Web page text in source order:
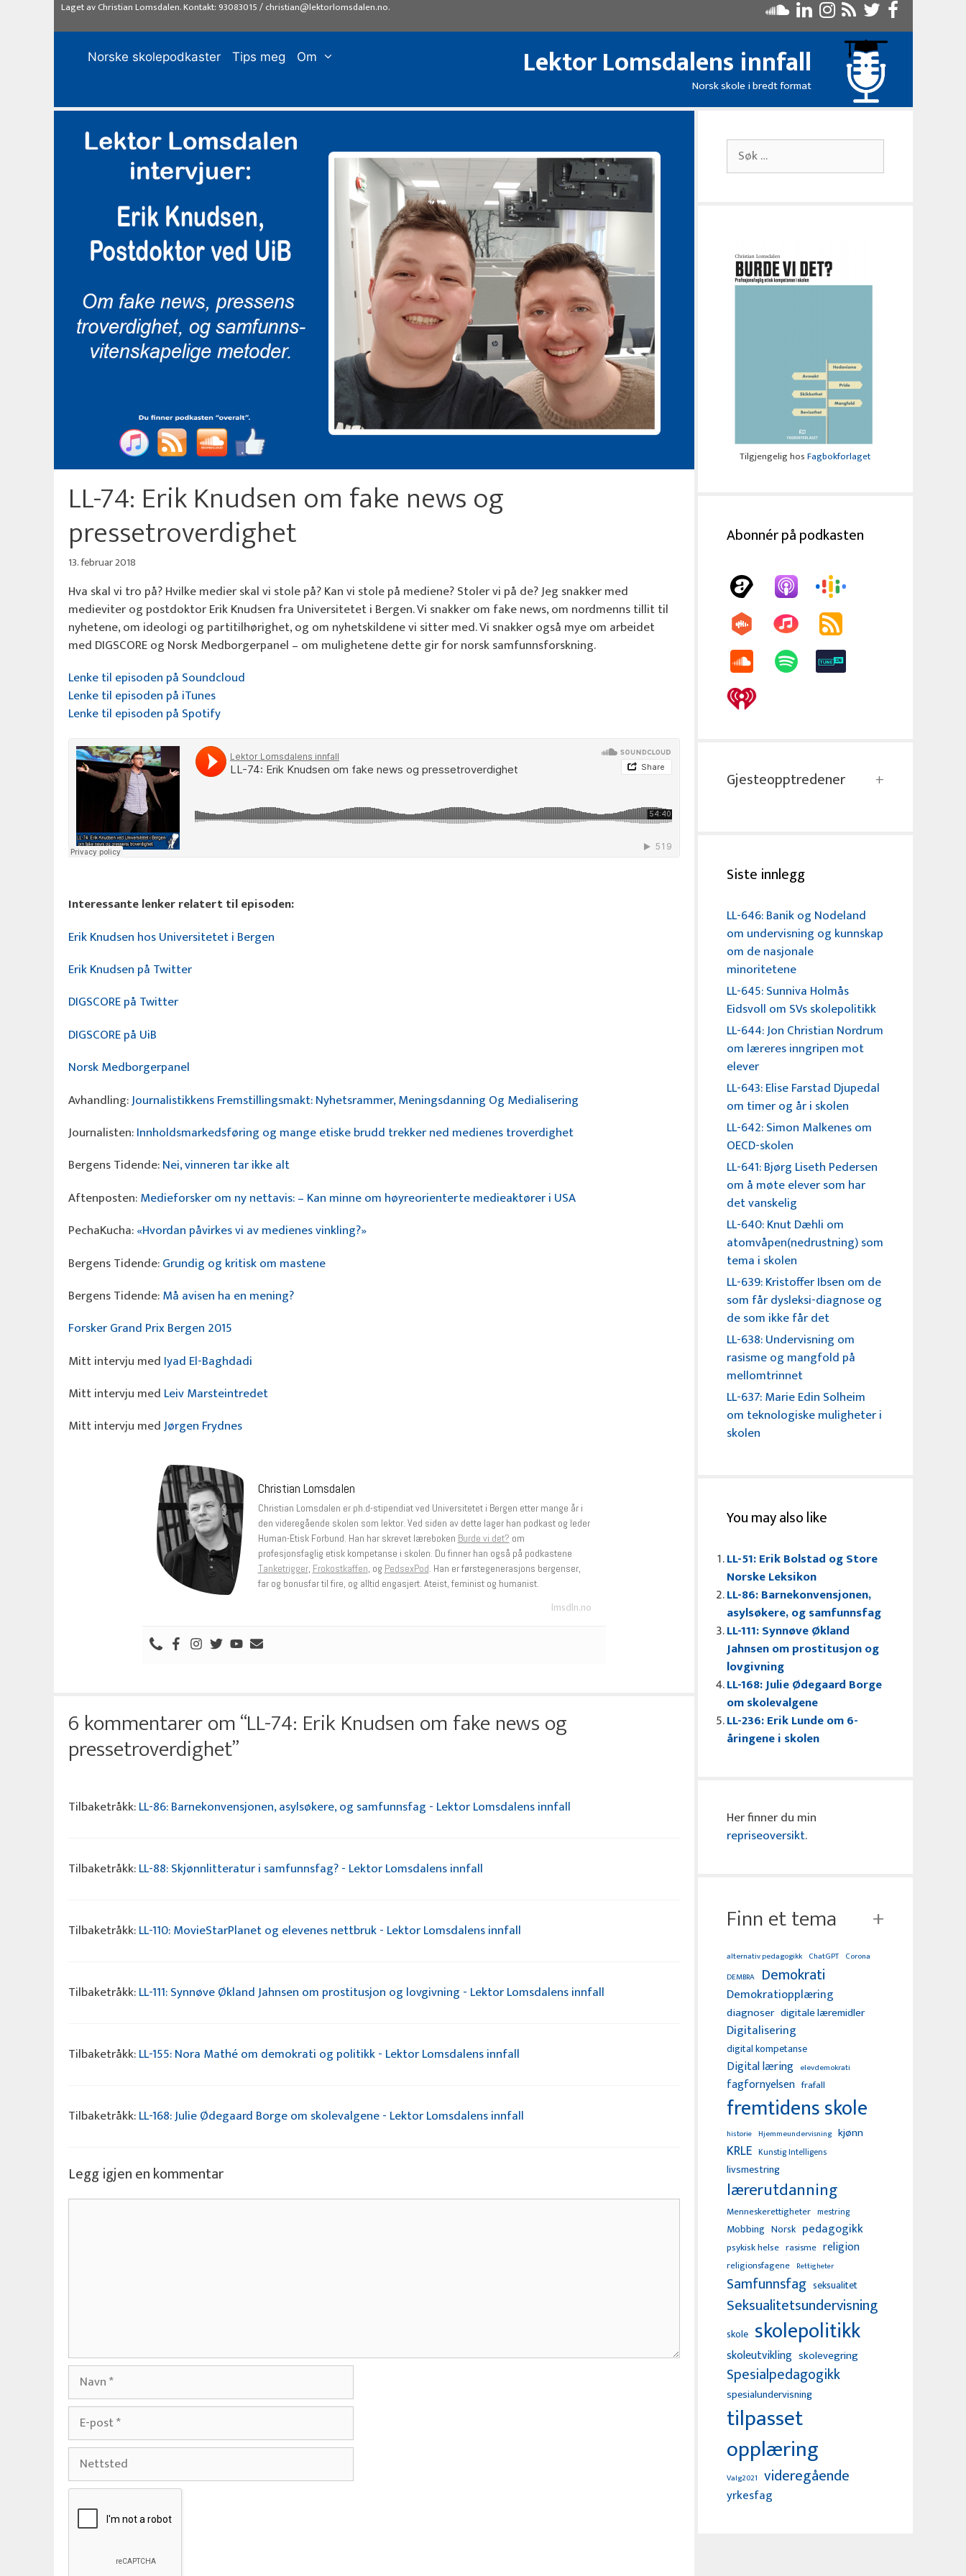
Laget avChristian Lomsdalen. Kontakt: 93083015/christian@lektorlomsdalen.no.
Lektor Lomsdalens innfall
Norsk skole i bredt format
Norske skolepodkaster Tips meg Om
LL-74: Erik Knudsen om fake news og
pressetroverdighet
13. februar 2018
Hva skal vi tro på? Hvilke medier skal vi stole på? Kan vi stole på mediene? Stoler vi på de? Jeg snakker med
medieviter og postdoktor Erik Knudsen fra Universitetet i Bergen. Vi snakker om fake news, om nordmenns tillit til
nyhetene, om ideologi og partitilhørighet, og om nyhetskildene vi sitter med. Vi snakker også mye om arbeidet
med DIGSCORE og Norsk Medborgerpanel – om mulighetene dette gir for norsk samfunnsforskning.
Lenke til episoden på Soundcloud
Lenke til episoden på iTunes
Lenke til episoden på Spotify
Interessante lenker relatert til episoden:
Erik Knudsen hos Universitetet i Bergen
Erik Knudsen på Twitter
DIGSCORE på Twitter
DIGSCORE på UiB
Norsk Medborgerpanel
Avhandling:Journalistikkens Fremstillingsmakt: Nyhetsrammer, Meningsdanning Og Medialisering
Journalisten:Innholdsmarkedsføring og mange etiske brudd trekker ned medienes troverdighet
Bergens Tidende:Nei, vinneren tar ikke alt
Aftenposten:Medieforsker om ny nettavis: – Kan minne om høyreorienterte medieaktører i USA
PechaKucha:«Hvordan påvirkes vi av medienes vinkling?»
Bergens Tidende:Grundig og kritisk om mastene
Bergens Tidende:Må avisen ha en mening?
Forsker Grand Prix Bergen 2015
Mitt intervju med Iyad El-Baghdadi
Mitt intervju med Leiv Marsteintredet
Mitt intervju medJørgen Frydnes
Christian Lomsdalen
Christian Lomsdalen er ph.d-stipendiat ved Universitetet i Bergen etter mange år i
den videregående skolen som lektor. Ved siden av dette lager han podkast og leder
Human-Etisk Forbund. Han har skrevet læreboken Burde vi det? om
profesjonsfaglig etisk kompetanse i skolen. Du finner han også på podkastene
Tanketrigger, Frokostkaffen, og PedsexPod. Han er førstegenerasjons bergenser,
far og bonusfar til fire, og alltid engasjert. Ateist, feminist og humanist.
lmsdln.no
6 kommentarer om “LL-74: Erik Knudsen om fake news og
pressetroverdighet”
Tilbaketråkk:LL-86: Barnekonvensjonen, asylsøkere, og samfunnsfag - Lektor Lomsdalens innfall
Tilbaketråkk:LL-88: Skjønnlitteratur i samfunnsfag? - Lektor Lomsdalens innfall
Tilbaketråkk:LL-110: MovieStarPlanet og elevenes nettbruk - Lektor Lomsdalens innfall
Tilbaketråkk:LL-111: Synnøve Økland Jahnsen om prostitusjon og lovgivning - Lektor Lomsdalens innfall
Tilbaketråkk:LL-155: Nora Mathé om demokrati og politikk - Lektor Lomsdalens innfall
Tilbaketråkk:LL-168: Julie Ødegaard Borge om skolevalgene - Lektor Lomsdalens innfall
Legg igjen en kommentar
Navn
post
Nettsted
Søk
etter:
Tilgjengelig hosFagbokforlaget
Abonnér på podkasten
Gjesteopptredener
Siste innlegg
LL-646: Banik og Nodeland
om undervisning og kunnskap
om de nasjonale
minoritetene
LL-645: Sunniva Holmås
Eidsvoll om SVs skolepolitikk
LL-644: Jon Christian Nordrum
om læreres inngripen mot
elever
LL-643: Elise Farstad Djupedal
om timer og år i skolen
LL-642: Simon Malkenes om
OECD-skolen
LL-641: Bjørg Liseth Pedersen
om å møte elever som har
det vanskelig
LL-640: Knut Dæhli om
atomvåpen(nedrustning) som
tema i skolen
LL-639: Kristoffer Ibsen om de
som får dysleksi-diagnose og
de som ikke får det
LL-638: Undervisning om
rasisme og mangfold på
mellomtrinnet
LL-637: Marie Edin Solheim
om teknologiske muligheter i
skolen
You may also like
LL-51: Erik Bolstad og Store
Norske Leksikon
LL-86: Barnekonvensjonen,
asylsøkere, og samfunnsfag
LL-111: Synnøve Økland
Jahnsen om prostitusjon og
lovgivning
LL-168: Julie Ødegaard Borge
om skolevalgene
LL-236: Erik Lunde om 6-
åringene i skolen
Her finner du min
repriseoversikt.
Finn et tema
alternativ pedagogikk ChatGPT Corona
DEMBRA Demokrati
Demokratiopplæring
diagnoser digitale læremidler
Digitalisering
digital kompetanse
Digital læring elevdemokrati
fagfornyelsen frafall
fremtidens skole
historie Hjemmeundervisning kjønn
KRLE Kunstig Intelligens
livsmestring
lærerutdanning
Menneskerettigheter mestring
Mobbing Norsk pedagogikk
psykisk helse rasisme religion
religionsfagene Rettigheter
Samfunnsfag seksualitet
Seksualitetsundervisning
skole skolepolitikk
skoleutvikling skolevegring
Spesialpedagogikk
spesialundervisning
tilpasset
opplæring
Valg2021 videregående
yrkesfag